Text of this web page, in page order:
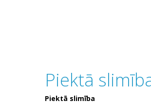
Piektā
Piektā slimība